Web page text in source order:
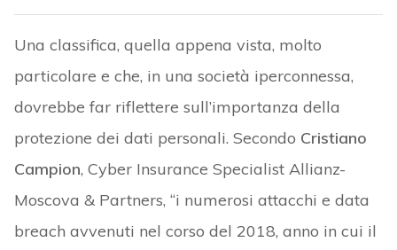
Una classifica, quella appena vista, molto
particolare e che, in una società iperconnessa,
dovrebbe far riflettere sull’importanza della
protezione dei dati personali. Secondo Cristiano
Campion, Cyber Insurance Specialist Allianz-
Moscova & Partners, “i numerosi attacchi e data
breach avvenuti nel corso del 2018, anno in cui il